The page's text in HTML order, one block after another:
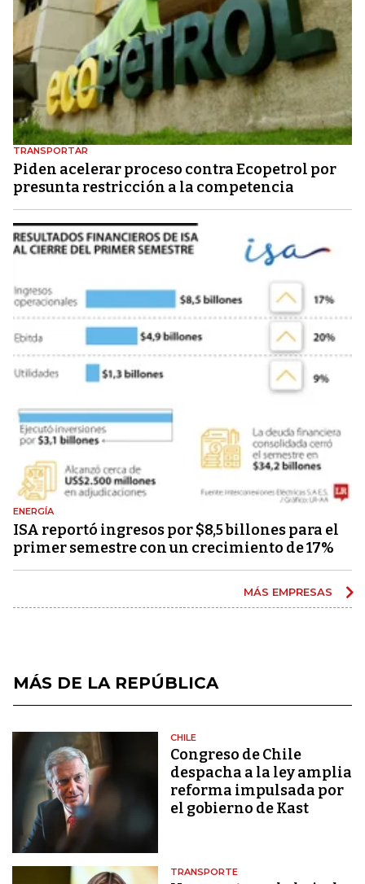
TRANSPORTAR
Piden acelerar proceso contra Ecopetrol por
presunta restricción a la competencia
ENERGÍA
ISA reportó ingresos por $8,5 billones para el
primer semestre con un crecimiento de 17%
MÁS EMPRESAS
MÁS DE LA REPÚBLICA
CHILE
Congreso de Chile
despacha a la ley amplia
reforma impulsada por
el gobierno de Kast
TRANSPORTE